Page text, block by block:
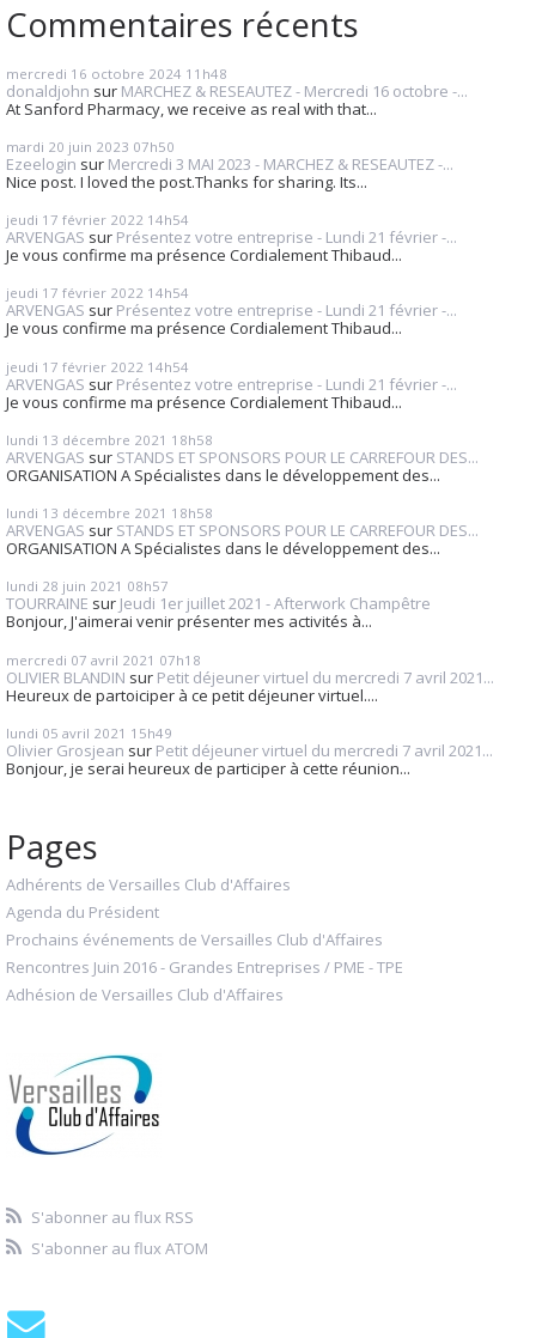
Commentaires récents
mercredi 16 octobre 2024 11h48
donaldjohn sur MARCHEZ & RESEAUTEZ - Mercredi 16 octobre -...
At Sanford Pharmacy, we receive as real with that...
mardi 20 juin 2023 07h50
Ezeelogin sur Mercredi 3 MAI 2023 - MARCHEZ & RESEAUTEZ -...
Nice post. I loved the post.Thanks for sharing. Its...
jeudi 17 février 2022 14h54
ARVENGAS sur Présentez votre entreprise - Lundi 21 février -...
Je vous confirme ma présence Cordialement Thibaud...
jeudi 17 février 2022 14h54
ARVENGAS sur Présentez votre entreprise - Lundi 21 février -...
Je vous confirme ma présence Cordialement Thibaud...
jeudi 17 février 2022 14h54
ARVENGAS sur Présentez votre entreprise - Lundi 21 février -...
Je vous confirme ma présence Cordialement Thibaud...
lundi 13 décembre 2021 18h58
ARVENGAS sur STANDS ET SPONSORS POUR LE CARREFOUR DES...
ORGANISATION A Spécialistes dans le développement des...
lundi 13 décembre 2021 18h58
ARVENGAS sur STANDS ET SPONSORS POUR LE CARREFOUR DES...
ORGANISATION A Spécialistes dans le développement des...
lundi 28 juin 2021 08h57
TOURRAINE sur Jeudi 1er juillet 2021 - Afterwork Champêtre
Bonjour, J'aimerai venir présenter mes activités à...
mercredi 07 avril 2021 07h18
OLIVIER BLANDIN sur Petit déjeuner virtuel du mercredi 7 avril 2021...
Heureux de partoiciper à ce petit déjeuner virtuel....
lundi 05 avril 2021 15h49
Olivier Grosjean sur Petit déjeuner virtuel du mercredi 7 avril 2021...
Bonjour, je serai heureux de participer à cette réunion...
Pages
Adhérents de Versailles Club d'Affaires
Agenda du Président
Prochains événements de Versailles Club d'Affaires
Rencontres Juin 2016 - Grandes Entreprises / PME - TPE
Adhésion de Versailles Club d'Affaires
S'abonner au flux RSS
S'abonner au flux ATOM